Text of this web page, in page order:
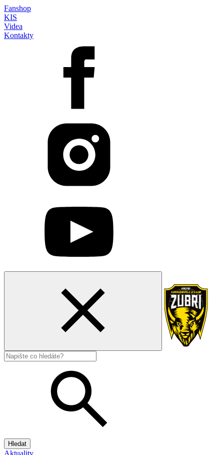
Fanshop
KIS
Videa
Kontakty
Hledat
Aktuality